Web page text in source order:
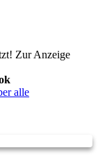
Zur Anzeige
alle